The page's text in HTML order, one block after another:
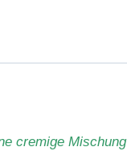
cremige